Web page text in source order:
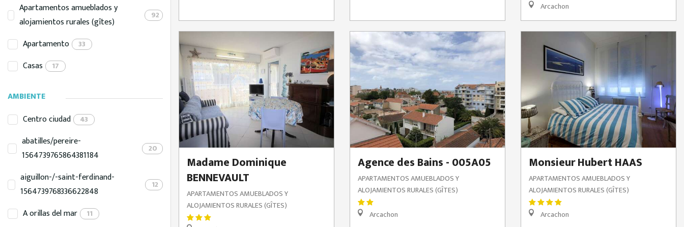
Apartamentos amueblados y
alojamientos rurales (gîtes)
92
Apartamento 33
Casas 17
AMBIENTE
Centro ciudad
43
abatilles/pereire-
1564739765864381184
20
aiguillon-/-saint-ferdinand-
1564739768336622848
12
A orillas del mar 11
Arcachon
Madame Dominique
BENNEVAULT
APARTAMENTOS AMUEBLADOS Y
ALOJAMIENTOS RURALES (GÎTES)
Agence des Bains - 005A05
APARTAMENTOS AMUEBLADOS Y
ALOJAMIENTOS RURALES (GÎTES)
Arcachon
Monsieur Hubert HAAS
APARTAMENTOS AMUEBLADOS Y
ALOJAMIENTOS RURALES (GÎTES)
Arcachon